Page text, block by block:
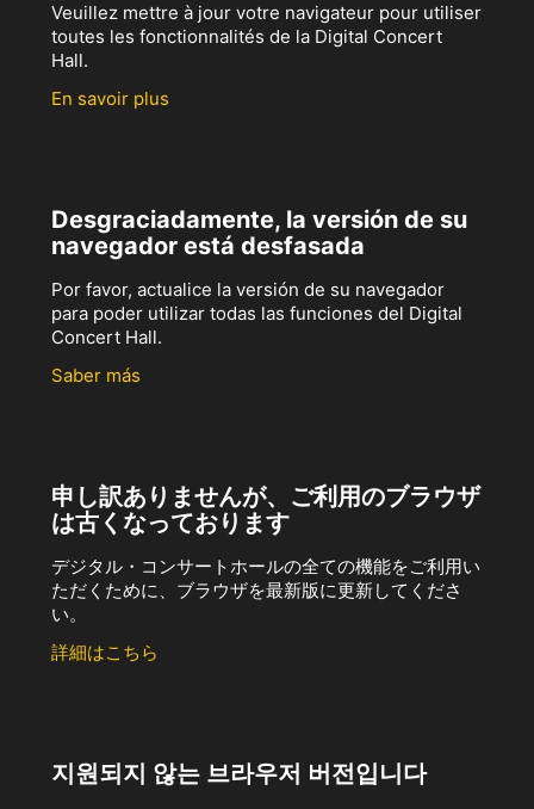
Veuillez mettre à jour votre navigateur pour utiliser
toutes les fonctionnalités de la Digital Concert
Hall.
En savoir plus
Desgraciadamente, la versión de su
navegador está desfasada
Por favor, actualice la versión de su navegador
para poder utilizar todas las funciones del Digital
Concert Hall.
Saber más
申し訳ありませんが、ご利用のブラウザ
は古くなっております
デジタル・コンサートホールの全ての機能をご利用い
ただくために、ブラウザを最新版に更新してくださ
い。
詳細はこちら
지원되지 않는 브라우저 버전입니다